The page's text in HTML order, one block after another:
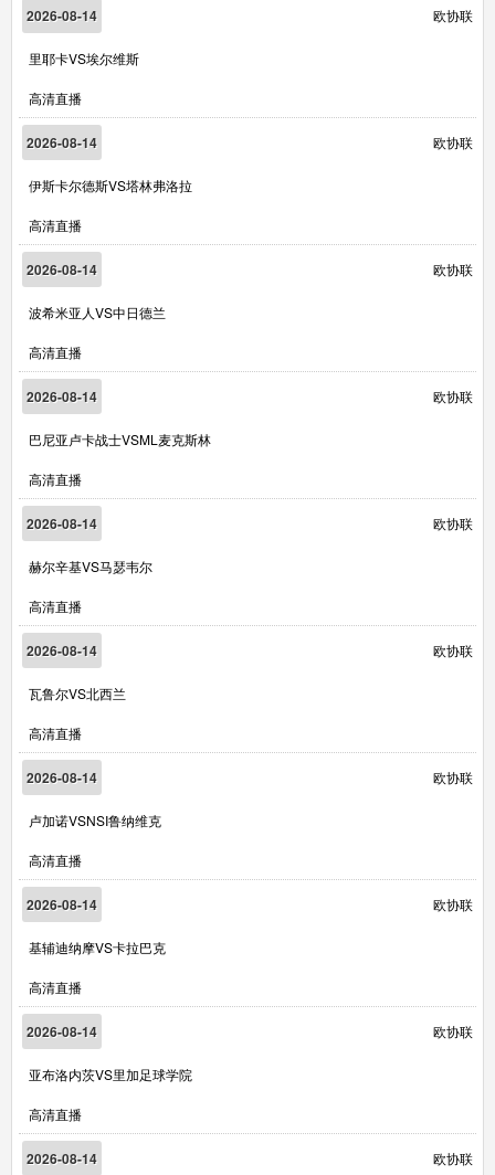
2026-08-14 欧协联
里耶卡VS埃尔维斯
高清直播
2026-08-14 欧协联
伊斯卡尔德斯VS塔林弗洛拉
高清直播
2026-08-14 欧协联
波希米亚人VS中日德兰
高清直播
2026-08-14 欧协联
巴尼亚卢卡战士VSML麦克斯林
高清直播
2026-08-14 欧协联
赫尔辛基VS马瑟韦尔
高清直播
2026-08-14 欧协联
瓦鲁尔VS北西兰
高清直播
2026-08-14 欧协联
卢加诺VSNSI鲁纳维克
高清直播
2026-08-14 欧协联
基辅迪纳摩VS卡拉巴克
高清直播
2026-08-14 欧协联
亚布洛内茨VS里加足球学院
高清直播
2026-08-14 欧协联